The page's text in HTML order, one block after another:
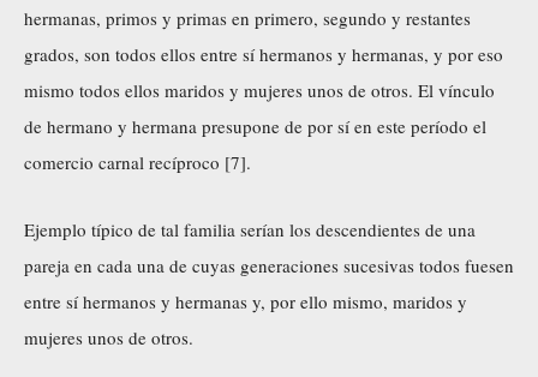
hermanas, primos y primas en primero, segundo y restantes
grados, son todos ellos entre sí hermanos y hermanas, y por eso
mismo todos ellos maridos y mujeres unos de otros. El vínculo
de hermano y hermana presupone de por sí en este período el
comercio carnal recíproco [7].
Ejemplo típico de tal familia serían los descendientes de una
pareja en cada una de cuyas generaciones sucesivas todos fuesen
entre sí hermanos y hermanas y, por ello mismo, maridos y
mujeres unos de otros.